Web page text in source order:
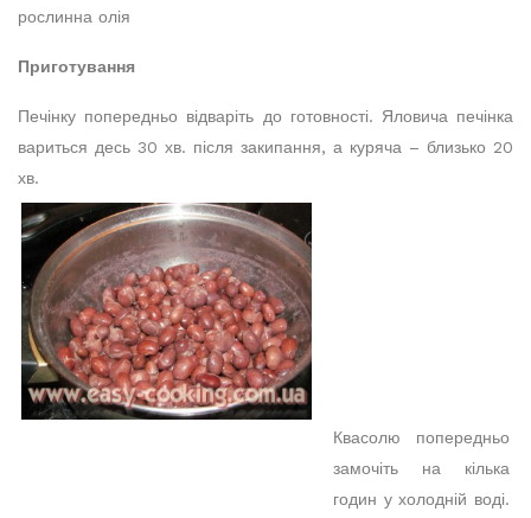
рослинна олія
Приготування
Печінку попередньо відваріть до готовності. Яловича печінка
вариться десь 30 хв. після закипання, а куряча – близько 20
хв.
Квасолю попередньо
замочіть на кілька
годин у холодній воді.